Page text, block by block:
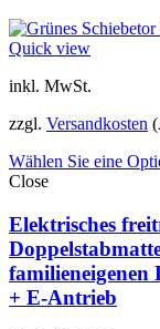
Quick view
inkl. MwSt.
zzgl. Versandkosten
Wählen Sie eine
Close
Elektrisches
+ E-Antrieb